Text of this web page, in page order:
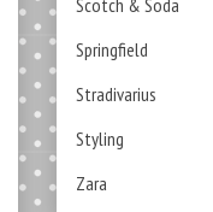
Scotch & Soda
Springfield
Stradivarius
Styling
Zara